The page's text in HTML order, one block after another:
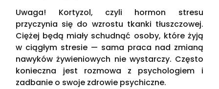
Uwaga! Kortyzol, czyli hormon stresu
przyczynia się do wzrostu tkanki tłuszczowej.
Ciężej będą miały schudnąć osoby, które żyją
w ciągłym stresie — sama praca nad zmianą
nawyków żywieniowych nie wystarczy. Często
konieczna jest rozmowa z psychologiem i
zadbanie o swoje zdrowie psychiczne.